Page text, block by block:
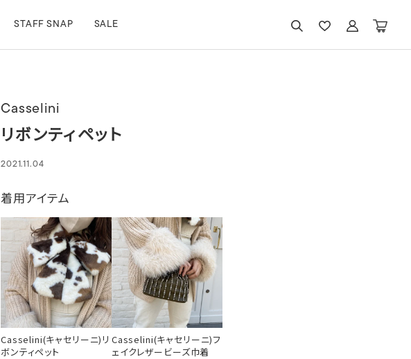
STAFF SNAP SALE
Casselini
リボンティペット
2021.11.04
着用アイテム
Casselini(キャセリーニ)リ
ボンティペット
Casselini(キャセリーニ)フ
ェイクレザービーズ巾着